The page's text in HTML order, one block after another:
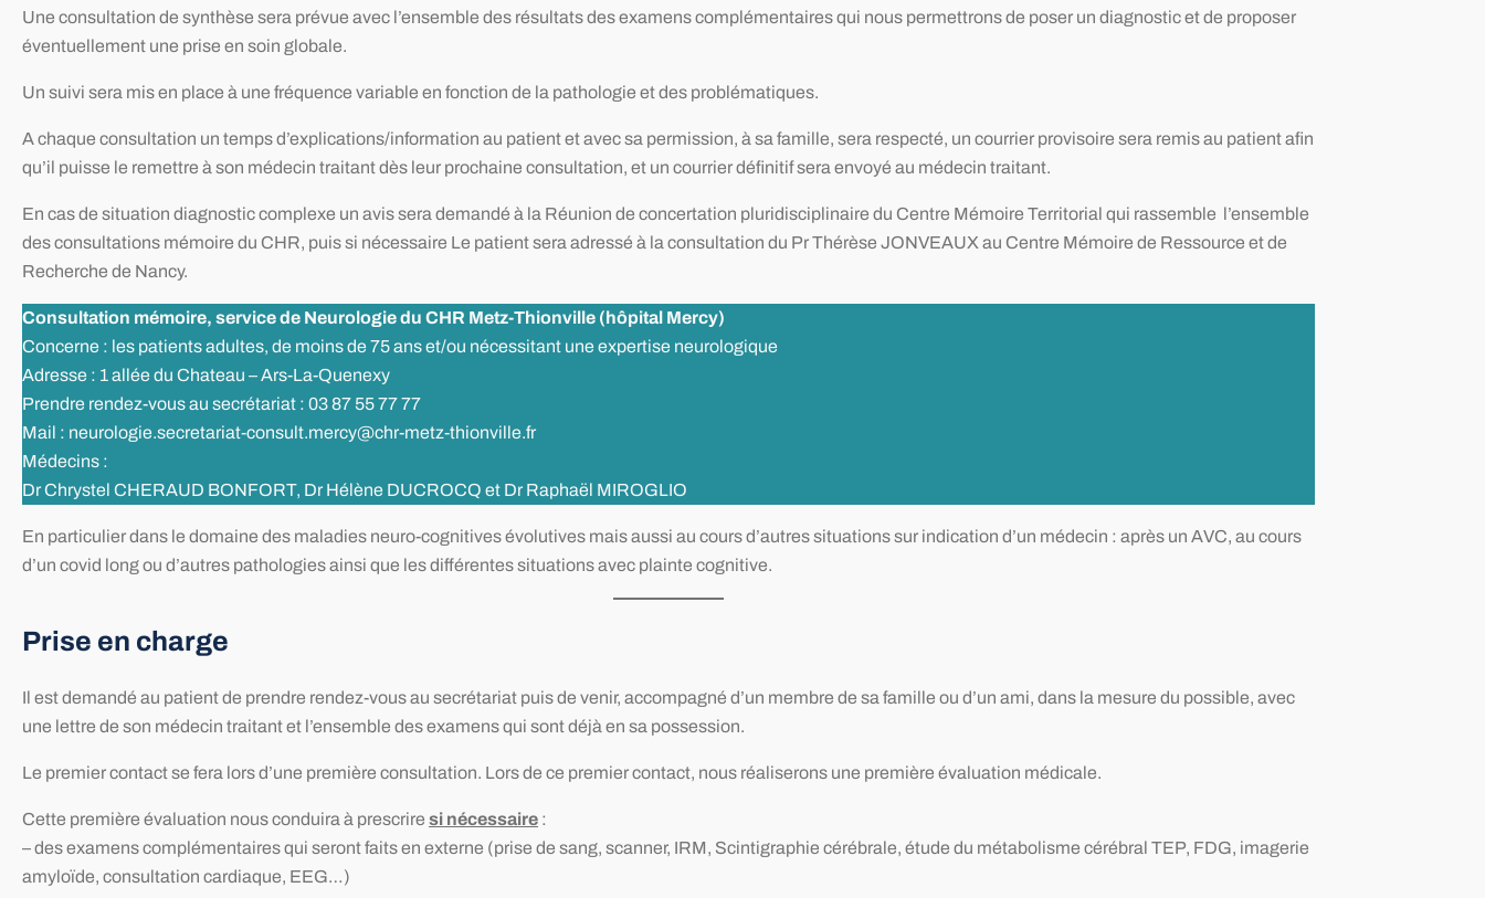
Une consultation de synthèse sera prévue avec l’ensemble des résultats des examens complémentaires qui nous permettrons de poser un diagnostic et de proposer
éventuellement une prise en soin globale.
Un suivi sera mis en place à une fréquence variable en fonction de la pathologie et des problématiques.
A chaque consultation un temps d’explications/information au patient et avec sa permission, à sa famille, sera respecté, un courrier provisoire sera remis au patient afin
qu’il puisse le remettre à son médecin traitant dès leur prochaine consultation, et un courrier définitif sera envoyé au médecin traitant.
En cas de situation diagnostic complexe un avis sera demandé à la Réunion de concertation pluridisciplinaire du Centre Mémoire Territorial qui rassemble l’ensemble
des consultations mémoire du CHR, puis si nécessaire Le patient sera adressé à la consultation du Pr Thérèse JONVEAUX au Centre Mémoire de Ressource et de
Recherche de Nancy.
Consultation mémoire, service de Neurologie du CHR Metz-Thionville (hôpital Mercy)
Concerne : les patients adultes, de moins de 75 ans et/ou nécessitant une expertise neurologique
Adresse : 1 allée du Chateau – Ars-La-Quenexy
Prendre rendez-vous au secrétariat : 03 87 55 77 77
Mail : neurologie.secretariat-consult.mercy@chr-metz-thionville.fr
Médecins :
Dr Chrystel CHERAUD BONFORT, Dr Hélène DUCROCQ et Dr Raphaël MIROGLIO
En particulier dans le domaine des maladies neuro-cognitives évolutives mais aussi au cours d’autres situations sur indication d’un médecin : après un AVC, au cours
d’un covid long ou d’autres pathologies ainsi que les différentes situations avec plainte cognitive.
Prise en charge
Il est demandé au patient de prendre rendez-vous au secrétariat puis de venir, accompagné d’un membre de sa famille ou d’un ami, dans la mesure du possible, avec
une lettre de son médecin traitant et l’ensemble des examens qui sont déjà en sa possession.
Le premier contact se fera lors d’une première consultation. Lors de ce premier contact, nous réaliserons une première évaluation médicale.
Cette première évaluation nous conduira à prescrire si nécessaire :
– des examens complémentaires qui seront faits en externe (prise de sang, scanner, IRM, Scintigraphie cérébrale, étude du métabolisme cérébral TEP, FDG, imagerie
amyloïde, consultation cardiaque, EEG…)